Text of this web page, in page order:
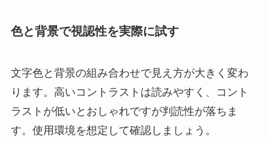
色と背景で視認性を実際に試す
文字色と背景の組み合わせで見え方が大きく変わ
ります。高いコントラストは読みやすく、コント
ラストが低いとおしゃれですが判読性が落ちま
す。使用環境を想定して確認しましょう。